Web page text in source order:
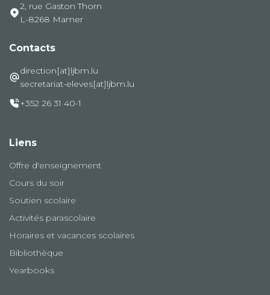
2, rue Gaston Thorn
L-8268 Mamer
Contacts
direction[at]ljbm.lu
secretariat-eleves[at]ljbm.lu
+352 26 31 40-1
Liens
Offre d'enseignement
Cours du soir
Soutien scolaire
Activités parascolaire
Horaires et vacances scolaires
Bibliothèque
Yearbooks